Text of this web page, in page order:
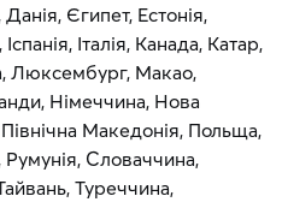
Єгипет, Естонія,
Іспанія, Італія, Канада, Катар,
Люксембург, Макао,
Німеччина, Нова
Македонія, Польща,
Словаччина,
Туреччина,